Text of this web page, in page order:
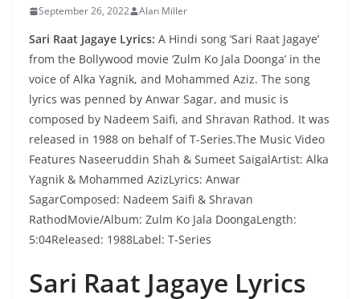
September 26, 2022 Alan Miller
Sari Raat Jagaye Lyrics: A Hindi song ‘Sari Raat Jagaye’
from the Bollywood movie ‘Zulm Ko Jala Doonga’ in the
voice of Alka Yagnik, and Mohammed Aziz. The song
lyrics was penned by Anwar Sagar, and music is
composed by Nadeem Saifi, and Shravan Rathod. It was
released in 1988 on behalf of T-Series.The Music Video
Features Naseeruddin Shah & Sumeet SaigalArtist: Alka
Yagnik & Mohammed AzizLyrics: Anwar
SagarComposed: Nadeem Saifi & Shravan
RathodMovie/Album: Zulm Ko Jala DoongaLength:
5:04Released: 1988Label: T-Series
Sari Raat Jagaye Lyrics